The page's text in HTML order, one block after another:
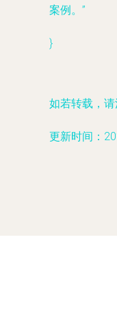
案例。”
}
如若转载，
更新时间：